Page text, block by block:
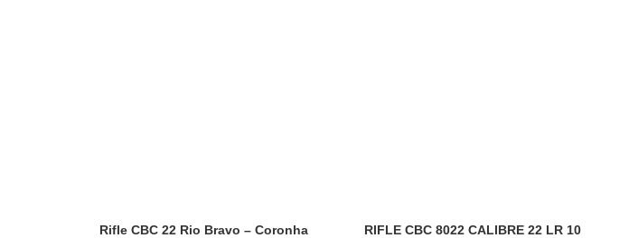
Rifle CBC 22 Rio Bravo – Coronha
RIFLE CBC 8022 CALIBRE 22 LR 10